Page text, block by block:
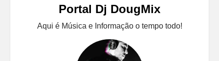
Portal Dj DougMix
Aqui é Música e Informação o tempo todo!